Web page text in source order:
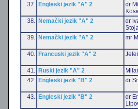
37. Engleski jezik "A" 2
dr
38.
Nemački jezik "A" 2
dr
39.
Nemački jezik "A" 2 mr
40. Francuski jezik "A" 2
41. Ruski jezik "A" 2
42.
Engleski jezik "B" 2 dr
43. Engleski jezik "B" 2
dr